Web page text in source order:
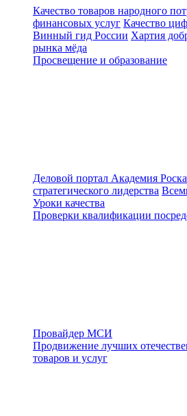
Качество товаров народного
финансовых услуг Качество
Винный гид России Хартия
рынка мёда
Просвещение и образование
Деловой портал Академия
стратегического лидерства
Уроки качества
Проверки квалификации
Провайдер МСИ
Продвижение лучших
товаров и услуг